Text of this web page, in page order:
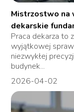
Mistrzostwo na
dekarskie
Praca dekarza to
wyjątkowej
niezwykłej
budynek...
2026-04-02